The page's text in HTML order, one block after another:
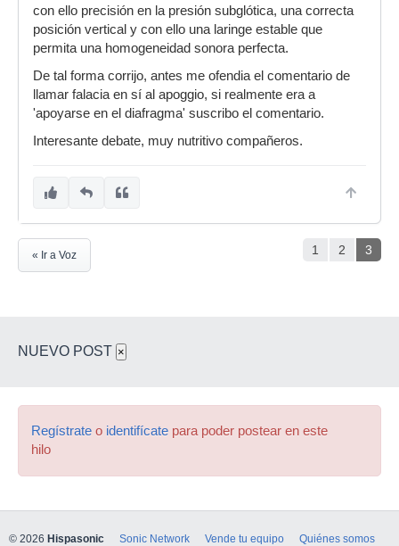
con ello precisión en la presión subglótica, una correcta
posición vertical y con ello una laringe estable que
permita una homogeneidad sonora perfecta.
De tal forma corrijo, antes me ofendia el comentario de
llamar falacia en sí al apoggio, si realmente era a
'apoyarse en el diafragma' suscribo el comentario.
Interesante debate, muy nutritivo compañeros.
1 2 3
« Ir a Voz
NUEVO POST ×
Regístrate o identifícate para poder postear en este
hilo
© 2026 Hispasonic Sonic Network Vende tu equipo Quiénes somos